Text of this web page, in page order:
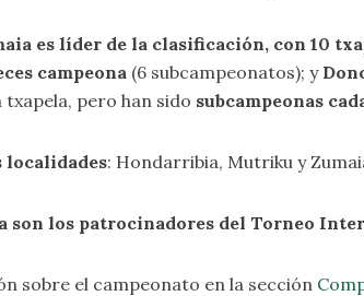
es líder de la clasificación, con 10
campeona (6 subcampeonatos); y
pero han sido subcampeonas
localidades: Hondarribia, Mutriku y
los patrocinadores del Torneo
sobre el campeonato en la sección